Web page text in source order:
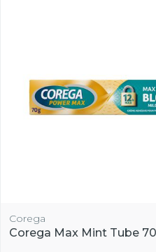
Corega
Corega Max Mint Tube